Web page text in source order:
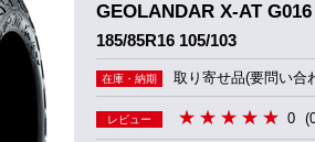
GEOLANDAR X-AT G016
185/85R16 105/103
在庫・納期 取り寄せ品(要問い合
レビュー 0